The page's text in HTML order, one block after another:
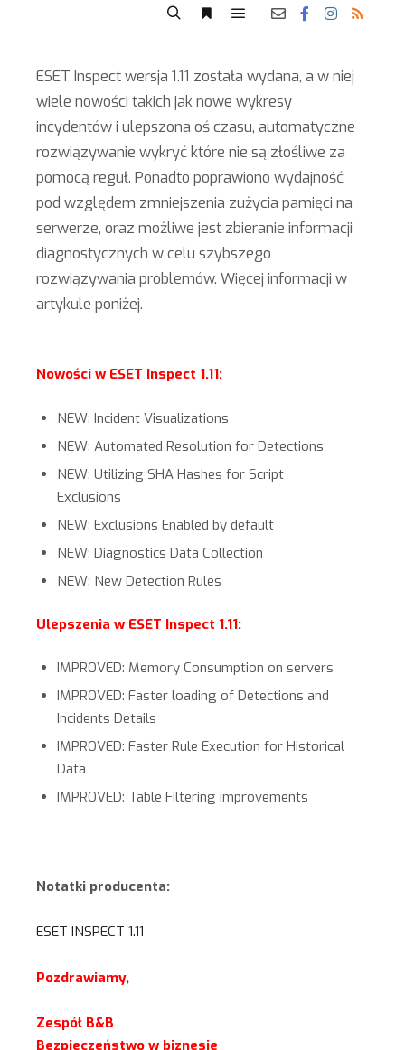
ESET Inspect wersja 1.11 została wydana, a w niej
wiele nowości takich jak nowe wykresy
incydentów i ulepszona oś czasu, automatyczne
rozwiązywanie wykryć które nie są złośliwe za
pomocą reguł. Ponadto poprawiono wydajność
pod względem zmniejszenia zużycia pamięci na
serwerze, oraz możliwe jest zbieranie informacji
diagnostycznych w celu szybszego
rozwiązywania problemów. Więcej informacji w
artykule poniżej.
Nowości w ESET Inspect 1.11:
NEW: Incident Visualizations
NEW: Automated Resolution for Detections
NEW: Utilizing SHA Hashes for Script
Exclusions
NEW: Exclusions Enabled by default
NEW: Diagnostics Data Collection
NEW: New Detection Rules
Ulepszenia w ESET Inspect 1.11:
IMPROVED: Memory Consumption on servers
IMPROVED: Faster loading of Detections and
Incidents Details
IMPROVED: Faster Rule Execution for Historical
Data
IMPROVED: Table Filtering improvements
Notatki producenta:
ESET INSPECT 1.11
Pozdrawiamy,
Zespół B&B
Bezpieczeństwo w biznesie